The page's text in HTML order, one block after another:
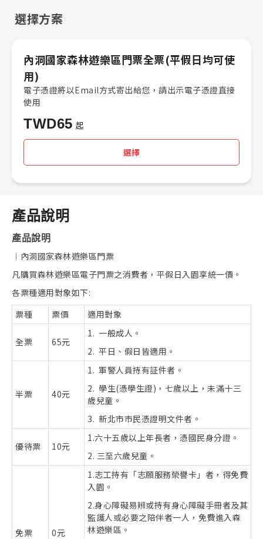
選擇方案
內洞國家森林遊樂區門票全票(平假日均可使
用)
電子憑證將以Email方式寄出給您，請出示電子憑證直接
使用
TWD65 起
選擇
產品說明
產品說明
︱內洞國家森林遊樂區門票
凡購買森林遊樂區電子門票之消費者，平假日入園享統一價。
各票種適用對象如下:
票種
票價 適用對象
全票 65元
1. 一般成人。
2. 平日、假日皆適用。
半票 40元
1. 軍警人員持有証件者。
2. 學生(憑學生證)，七歲以上，未滿十三
歲兒童。
3. 新北市市民憑證明文件者。
優待票 10元
1.六十五歲以上年長者，憑國民身分證。
2. 三至六歲兒童。
免票 0元
1.志工持有「志願服務榮譽卡」者，得免費
入園。
2.身心障礙易辨或持有身心障礙手冊者及其
監護人或必要之陪伴者一人，免費進入森
林遊樂區。